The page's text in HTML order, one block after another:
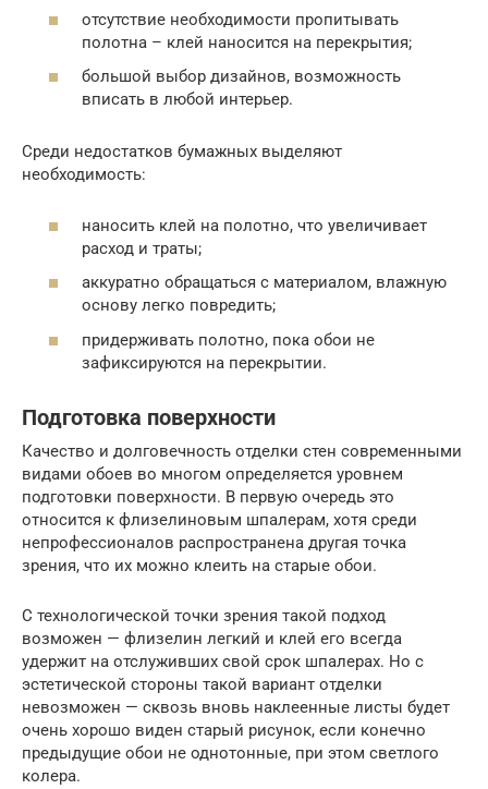
отсутствие необходимости пропитывать
полотна – клей наносится на перекрытия;
большой выбор дизайнов, возможность
вписать в любой интерьер.
Среди недостатков бумажных выделяют
необходимость:
наносить клей на полотно, что увеличивает
расход и траты;
аккуратно обращаться с материалом, влажную
основу легко повредить;
придерживать полотно, пока обои не
зафиксируются на перекрытии.
Подготовка поверхности
Качество и долговечность отделки стен современными
видами обоев во многом определяется уровнем
подготовки поверхности. В первую очередь это
относится к флизелиновым шпалерам, хотя среди
непрофессионалов распространена другая точка
зрения, что их можно клеить на старые обои.
С технологической точки зрения такой подход
возможен — флизелин легкий и клей его всегда
удержит на отслуживших свой срок шпалерах. Но с
эстетической стороны такой вариант отделки
невозможен — сквозь вновь наклеенные листы будет
очень хорошо виден старый рисунок, если конечно
предыдущие обои не однотонные, при этом светлого
колера.